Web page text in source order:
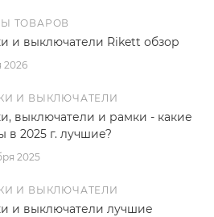
ТОВАРОВ
2026
и выключатели Rikett обзор
И ВЫКЛЮЧАТЕЛИ
2025
выключатели и рамки - какие
в 2025 г. лучшие?
И ВЫКЛЮЧАТЕЛИ
и выключатели лучшие